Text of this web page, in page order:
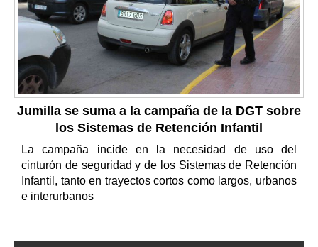
Jumilla se suma a la campaña de la DGT sobre
los Sistemas de Retención Infantil
La campaña incide en la necesidad de uso del
cinturón de seguridad y de los Sistemas de Retención
Infantil, tanto en trayectos cortos como largos, urbanos
e interurbanos